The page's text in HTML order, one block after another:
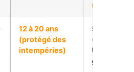
solaire
12 à 20 ans
(protégé des
intempéries)
5 à 8 ans
(exposé aux
UV, pluie,
grêle)